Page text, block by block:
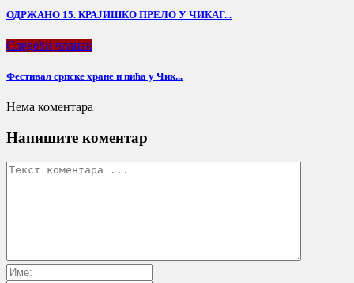
ОДРЖАНО 15. КРАЈИШКО ПРЕЛО У ЧИКАГ...
Следећи чланак
Фестивал српске хране и пића у Чик...
Нема коментара
Напишите коментар